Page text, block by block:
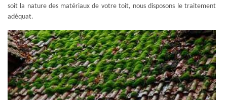
soit la nature des matériaux de votre toit, nous disposons le traitement
adéquat.